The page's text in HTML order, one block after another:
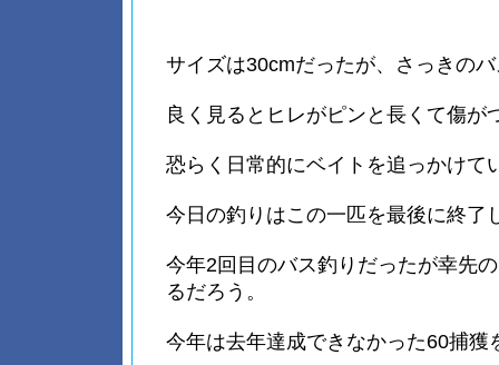
サイズは30cmだったが、さっきの
良く見るとヒレがピンと長くて傷が
恐らく日常的にベイトを追っかけて
今日の釣りはこの一匹を最後に終了
今年2回目のバス釣りだったが幸先
るだろう。
今年は去年達成できなかった60捕獲